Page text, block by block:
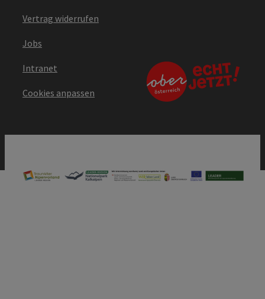
Vertrag widerrufen
Jobs
Intranet
Cookies anpassen